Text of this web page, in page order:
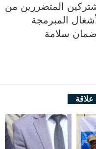
المتضررين من
المبرمجة
سلامة